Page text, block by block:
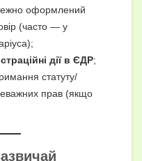
оформлений
(часто — у
дії в ЄДР;
статуту/
прав (якщо